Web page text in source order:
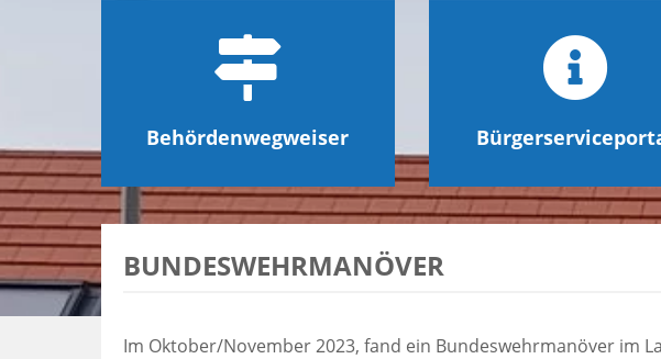
Behördenwegweiser
BUNDESWEHRMANÖVER
Im Oktober/November 2023, fand ein Bundeswehrmanöver im